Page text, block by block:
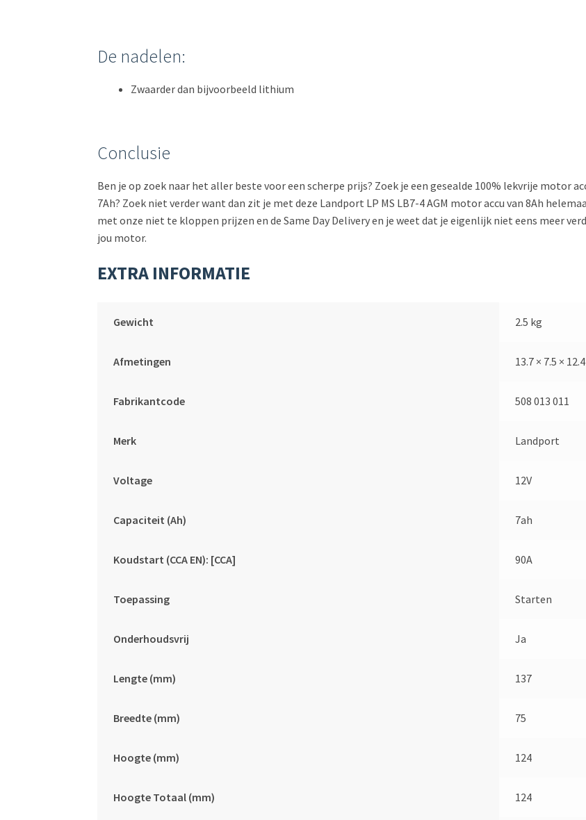
De nadelen:
Zwaarder dan bijvoorbeeld lithium
Conclusie
Ben je op zoek naar het aller beste voor een scherpe prijs? Zoek je een gesealde 100% lekvrije motor
7Ah? Zoek niet verder want dan zit je met deze Landport LP MS LB7-4 AGM motor accu van 8Ah
met onze niet te kloppen prijzen en de Same Day Delivery en je weet dat je eigenlijk niet eens meer
jou motor.
EXTRA INFORMATIE
Gewicht 2.5 kg
Afmetingen 13.7 × 7.5 ×
Fabrikantcode 508 013 011
Merk Landport
Voltage 12V
Capaciteit (Ah) 7ah
Koudstart (CCA EN): [CCA] 90A
Toepassing Starten
Onderhoudsvrij Ja
Lengte (mm) 137
Breedte (mm) 75
Hoogte (mm) 124
Hoogte Totaal (mm) 124